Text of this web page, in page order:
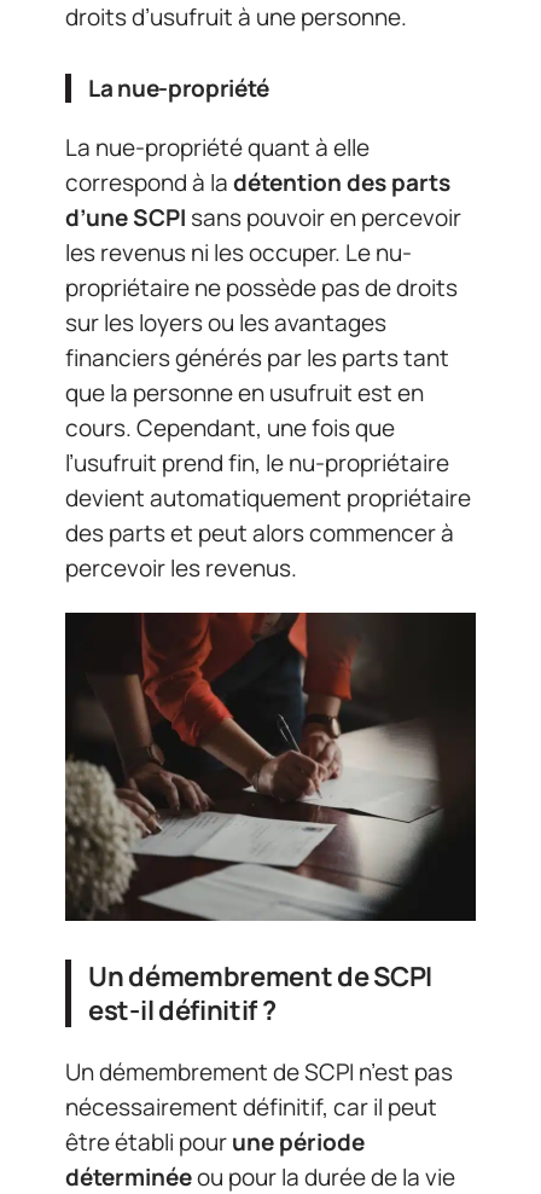
droits d’usufruit à une personne.
La nue-propriété
La nue-propriété quant à elle
correspond à ladétention des parts
d’une SCPI sans pouvoir en percevoir
les revenus ni les occuper. Le nu-
propriétaire ne possède pas de droits
sur les loyers ou les avantages
financiers générés par les parts tant
que la personne en usufruit est en
cours. Cependant, une fois que
l’usufruit prend fin, le nu-propriétaire
devient automatiquement propriétaire
des parts et peut alors commencer à
percevoir les revenus.
Un démembrement de SCPI
est-il définitif ?
Un démembrement de SCPI n’est pas
nécessairement définitif, car il peut
être établi pourune période
déterminéeou pour la durée de la vie